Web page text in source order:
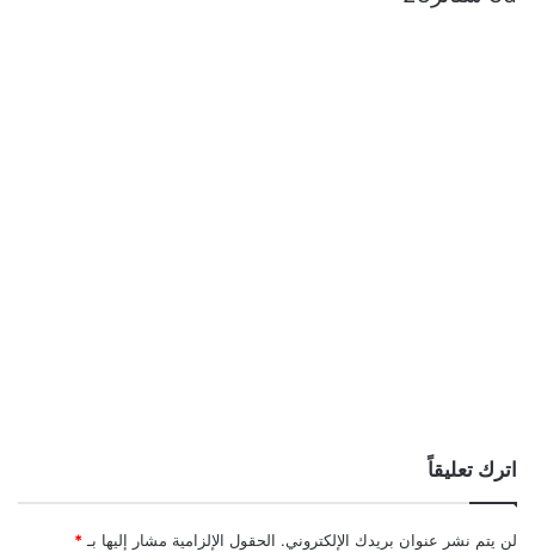
اترك تعليقاً
لن يتم نشر عنوان بريدك الإلكتروني. الحقول الإلزامية مشار إليها بـ *